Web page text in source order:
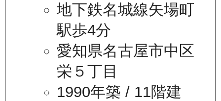
地下鉄名城線矢場町
駅歩4分
愛知県名古屋市中区
栄５丁目
1990年築 / 11階建